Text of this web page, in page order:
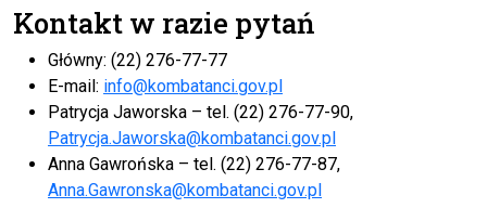
Kontakt w razie pytań
Główny: (22) 276-77-77
E-mail: info@kombatanci.gov.pl
Patrycja Jaworska – tel. (22) 276-77-90,
Patrycja.Jaworska@kombatanci.gov.pl
Anna Gawrońska – tel. (22) 276-77-87,
Anna.Gawronska@kombatanci.gov.pl